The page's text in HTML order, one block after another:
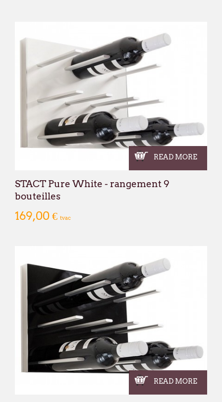
READ MORE
STACT Pure White - rangement 9
bouteilles
169,00 € tvac
READ MORE